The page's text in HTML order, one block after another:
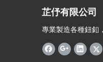
芷伃有限公司
專業製造各種鈕釦